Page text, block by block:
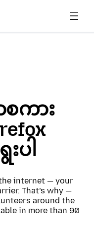
ကား
ပါ
internet — your
That’s why —
around the
in more than 90